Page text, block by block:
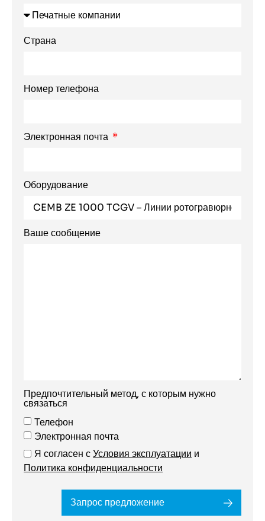
Страна
Номер телефона
Электронная почта
Оборудование
Ваше сообщение
Предпочтительный метод, с которым нужно
связаться
Телефон
Электронная почта
Я согласен сУсловия эксплуатации и
Политика конфиденциальности
Запрос предложение